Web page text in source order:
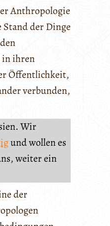
Anthropologie
der Dinge
in ihren
Öffentlichkeit,
verbunden,
Wir
und wollen es
weiter ein
der